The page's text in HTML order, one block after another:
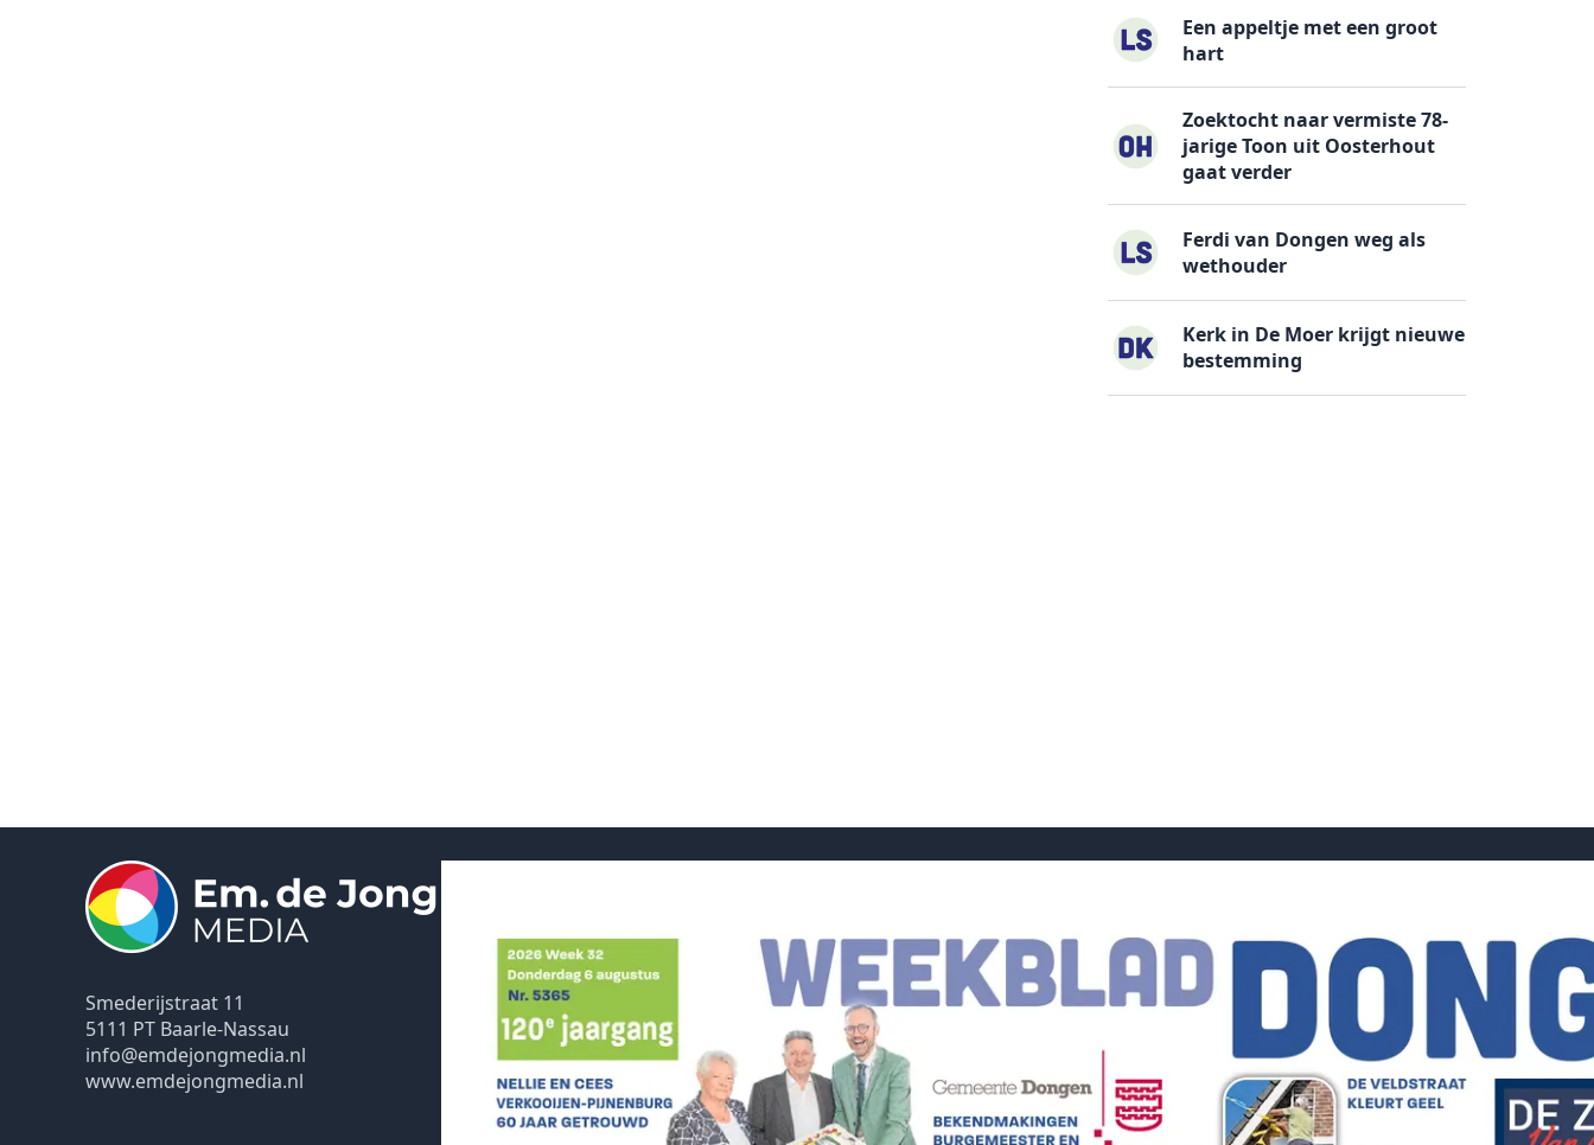
Een appeltje met een groot
hart
Zoektocht naar vermiste 78-
jarige Toon uit Oosterhout
gaat verder
Ferdi van Dongen weg als
wethouder
Kerk in De Moer krijgt nieuwe
bestemming
Smederijstraat 11
5111 PT Baarle-Nassau
info@emdejongmedia.nl
www.emdejongmedia.nl